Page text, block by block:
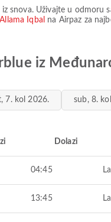
snova. Uživajte u
Iqbal na Airpaz za
iz
7. kol 2026. sub, 8.
Dolazi
04:45
13:45